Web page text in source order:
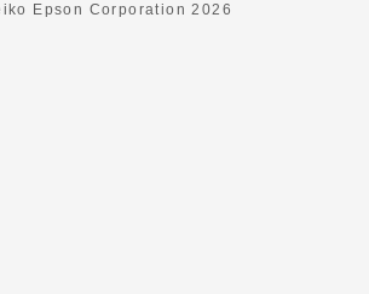
Epson Corporation2026